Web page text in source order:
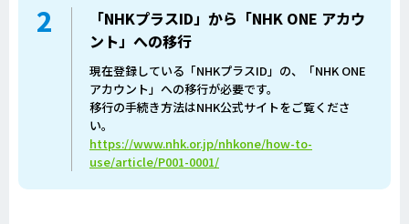
2
「NHKプラスID」から「NHK ONE アカウ
ント」への移行
現在登録している「NHKプラスID」の、「NHK ONE
アカウント」への移行が必要です。
移行の手続き方法はNHK公式サイトをご覧くださ
い。
https://www.nhk.or.jp/nhkone/how-to-
use/article/P001-0001/